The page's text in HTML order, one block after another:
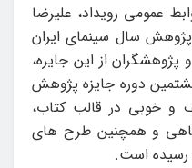
عمومی رویداد، علیرضا
سال سینمای ایران
پژوهشگران از این جایره،
دوره جایزه پژوهش
و خوبی در قالب کتاب،
و همچنین طرح های
رسیده است.